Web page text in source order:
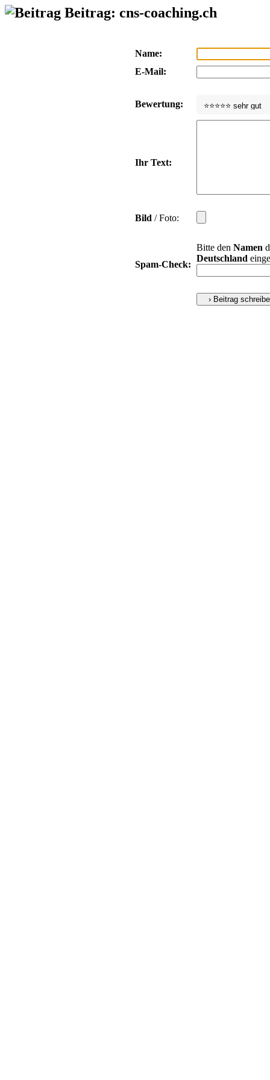
Beitrag: cns-coaching.ch
Name:
E-Mail:
Bewertung:
Ihr Text:
Bild / Foto:
Spam-Check:
Bitte den Namen
Deutschland